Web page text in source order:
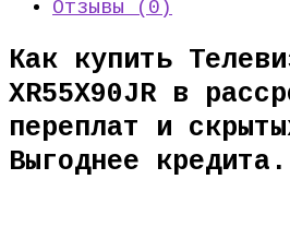
Отзывы (0)
Как купить
XR55X90JR в
переплат и
Выгоднее кредита.